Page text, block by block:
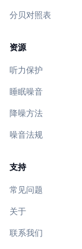
分贝对照表
资源
听力保护
睡眠噪音
降噪方法
噪音法规
支持
常见问题
关于
联系我们